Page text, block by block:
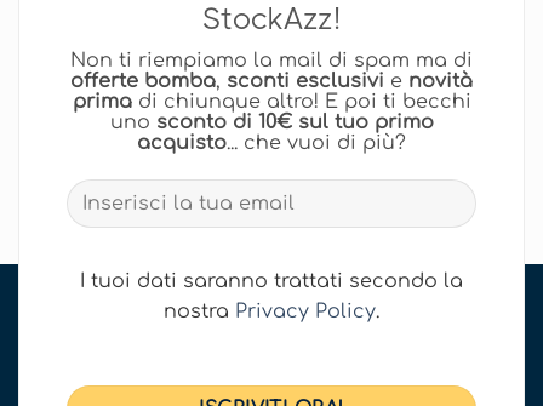
StockAzz!
Non ti riempiamo la mail di spam ma di
offerte bomba, sconti esclusivi e novità
primadi chiunque altro! E poi ti becchi
uno sconto di 10€ sul tuo primo
acquisto... che vuoi di più?
I tuoi dati saranno trattati secondo la
nostra Privacy Policy.